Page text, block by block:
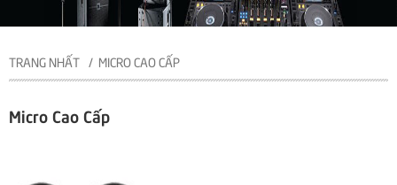
TRANG NHẤT MICRO CAO CẤP
Micro Cao Cấp